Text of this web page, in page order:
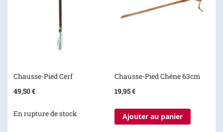
Chausse-Pied Cerf
49,50 €
En rupture de stock
Chausse-Pied Chêne 63cm
19,95 €
Ajouter au panier